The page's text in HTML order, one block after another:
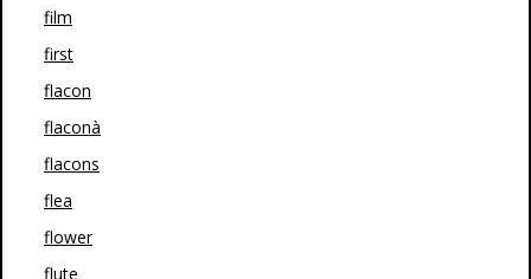
film
first
flacon
flaconà
flacons
flea
flower
flute